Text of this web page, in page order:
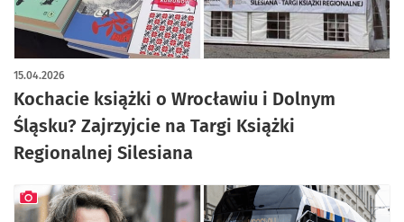
Kochacie książki o Wrocławiu i Dolnym
Śląsku? Zajrzyjcie na Targi Książki
Regionalnej Silesiana
15.04.2026